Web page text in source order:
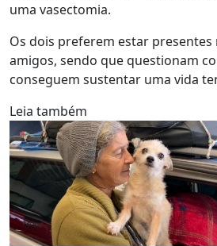
uma vasectomia.
Os dois preferem estar presentes
amigos, sendo que questionam
conseguem sustentar uma vida
Leia também